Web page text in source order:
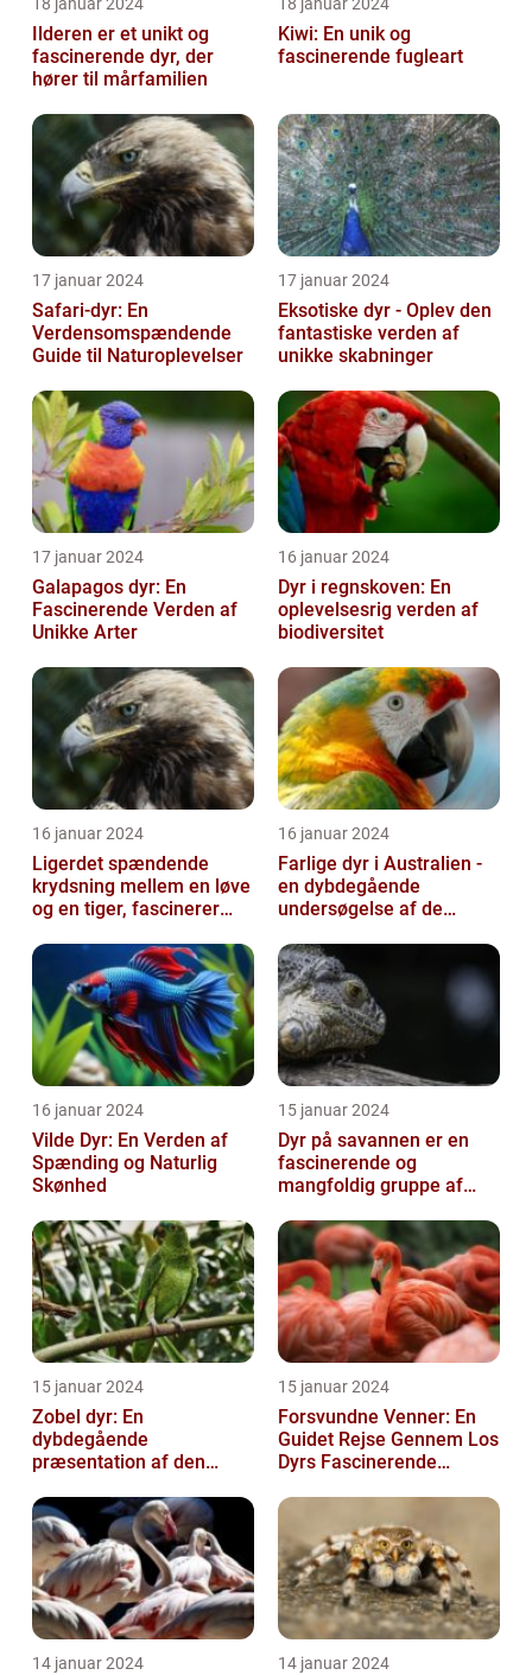
Ilderen er et unikt og
fascinerende dyr, der
hører til mårfamilien
Kiwi: En unik og
fascinerende fugleart
17 januar 2024
Safari-dyr: En
Verdensomspændende
Guide til Naturoplevelser
17 januar 2024
Eksotiske dyr - Oplev den
fantastiske verden af
unikke skabninger
17 januar 2024
Galapagos dyr: En
Fascinerende Verden af
Unikke Arter
16 januar 2024
Dyr i regnskoven: En
oplevelsesrig verden af
biodiversitet
16 januar 2024
Ligerdet spændende
krydsning mellem en løve
og en tiger, fascinerer
verden
16 januar 2024
Farlige dyr i Australien -
en dybdegående
undersøgelse af de
16 januar 2024
Vilde Dyr: En Verden af
Spænding og Naturlig
Skønhed
15 januar 2024
Dyr på savannen er en
fascinerende og
mangfoldig gruppe af
sig det hårde o...
15 januar 2024
Zobel dyr: En
dybdegående
præsentation af den
15 januar 2024
Forsvundne Venner: En
Guidet Rejse Gennem Los
Dyrs Fascinerende
14 januar 2024 14 januar 2024